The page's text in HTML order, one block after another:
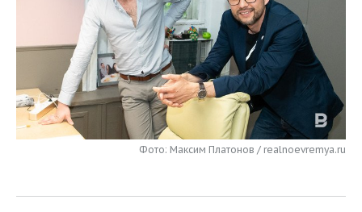
ЭНЕРГЕТИКА
РОЗНИЧНАЯ ТОРГОВЛЯ
ТРАНСПОРТ
УСЛУГИ
НОВОСТИ ТЕХНОЛОГИЙ
IT
МЕДИА
ТЕЛЕКОММУНИКАЦИИ
МЕРОПРИЯТИЯ
НОВОСТИ МЕРОПРИЯТИЙ
ВЫЕЗДНАЯ РЕДАКЦИЯ
БИЗНЕС-БРАНЧИ
ОТКРЫТАЯ ЛЕКЦИЯ
СПОРТ
НОВОСТИ СПОРТА
ФУТБОЛ
БАСКЕТБОЛ
ОБЩЕСТВО
НОВОСТИ ОБЩЕСТВА
ИНФРАСТРУКТУРА
ФОТОГАЛЕРЕЯ
Фото: Максим Платонов / realnoevremya.ru